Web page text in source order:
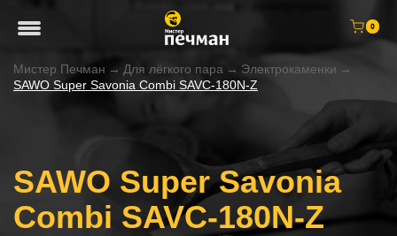
0
Мистер Печман → Для лёгкого пара → Электрокаменки →
SAWO Super Savonia Combi SAVC-180N-Z
SAWO Super Savonia
Combi SAVC-180N-Z